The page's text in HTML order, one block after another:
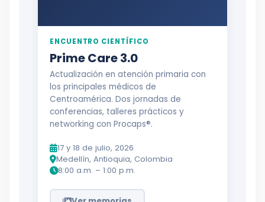
ENCUENTRO CIENTÍFICO
Prime Care 3.0
Actualización en atención primaria con
los principales médicos de
Centroamérica. Dos jornadas de
conferencias, talleres prácticos y
networking con Procaps®.
17 y 18 de julio, 2026
Medellín, Antioquia, Colombia
8:00 a.m. – 1:00 p.m.